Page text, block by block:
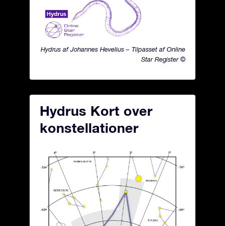
Hydrus af Johannes Hevelius – Tilpasset af Online
Star Register ©
Hydrus Kort over
konstellationer